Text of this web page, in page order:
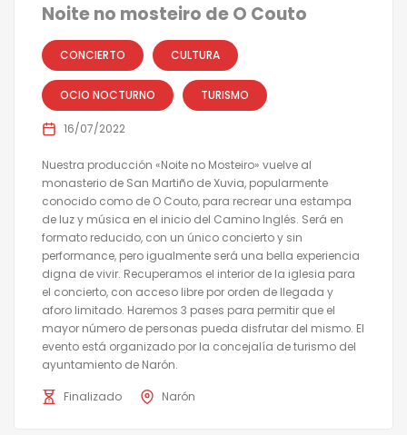
Noite no mosteiro de O Couto
CONCIERTO CULTURA
OCIO NOCTURNO TURISMO
16/07/2022
Nuestra producción «Noite no Mosteiro» vuelve al
monasterio de San Martiño de Xuvia, popularmente
conocido como de O Couto, para recrear una estampa
de luz y música en el inicio del Camino Inglés. Será en
formato reducido, con un único concierto y sin
performance, pero igualmente será una bella experiencia
digna de vivir. Recuperamos el interior de la iglesia para
el concierto, con acceso libre por orden de llegada y
aforo limitado. Haremos 3 pases para permitir que el
mayor número de personas pueda disfrutar del mismo. El
evento está organizado por la concejalía de turismo del
ayuntamiento de Narón.
Finalizado Narón